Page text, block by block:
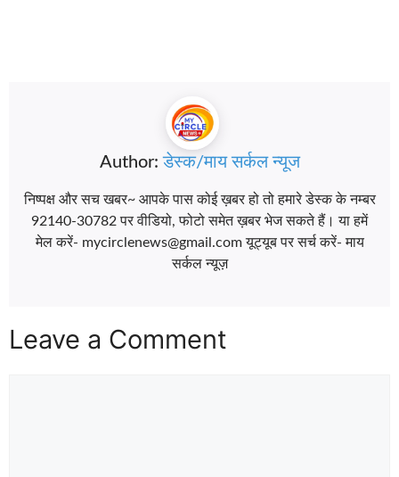
Author:डेस्क/माय सर्कल न्यूज
निष्पक्ष और सच खबर~ आपके पास कोई ख़बर हो तो हमारे डेस्क के नम्बर
92140-30782 पर वीडियो, फोटो समेत ख़बर भेज सकते हैं। या हमें
मेल करें- mycirclenews@gmail.com यूट्यूब पर सर्च करें- माय
सर्कल न्यूज़
Leave a Comment